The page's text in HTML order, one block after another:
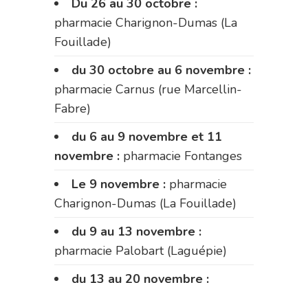
pharmacie Charignon-Dumas (La
Fouillade)
du 30 octobre au 6 novembre :
pharmacie Carnus (rue Marcellin-
Fabre)
du 6 au 9 novembre et 11
novembre : pharmacie Fontanges
Le 9 novembre : pharmacie
Charignon-Dumas (La Fouillade)
du 9 au 13 novembre :
pharmacie Palobart (Laguépie)
du 13 au 20 novembre :